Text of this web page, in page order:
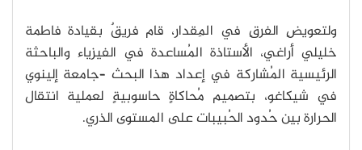
ولتعويضِ الفرقِ في المِقدار، قام فريقٌ بقيادة فاطمة
خليلي أراغي، الأستاذة المُساعدة في الفيزياء والباحثة
الرئيسية المُشاركة في إعداد هذا البحث –جامعة إلينوي
في شيكاغو، بتصميم مُحاكاةٍ حاسوبيةٍ لعملية انتقال
الحرارة بين حُدود الحُبيبات على المستوى الذري.